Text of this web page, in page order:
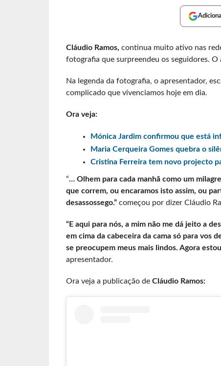
Cláudio Ramos, continua muito ativo nas
fotografia que surpreendeu os seguidores. O
Na legenda da fotografia, o apresentador,
complicado que vivenciamos hoje em dia.
Ora veja:
Mónica Jardim confirmou que está
Maria Cerqueira Gomes quebra o
Cristina Ferreira tem novo projecto
“… Olhem para cada manhã como um
que correm, ou encaramos isto assim, ou
desassossego.”começou por dizer Cláudio
“E aqui para nós, a mim não me dá jeito a
em cima da cabeceira da cama só para vos
se preocupem meus mais lindos. Agora
apresentador.
Ora veja a publicação de Cláudio Ramos: